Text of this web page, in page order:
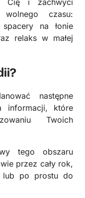
Cię i zachwyci
czasu:
na łonie
relaks w małej
następne
informacji, które
Twoich
tego obszaru
przez cały rok,
lub po prostu do